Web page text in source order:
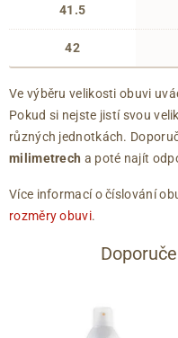
41.5
42
Ve výběru velikosti obuvi
Pokud si nejste jistí svou
různých jednotkách.
milimetrech a poté najít
Více informací o číslování
rozměry obuvi.